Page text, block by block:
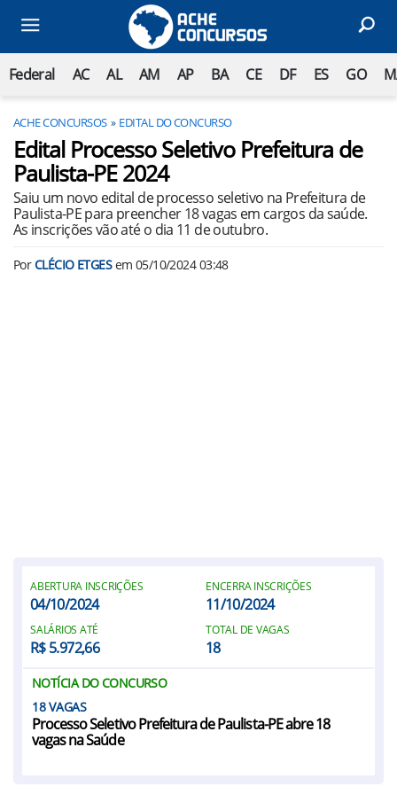
Federal AC AL AM AP BA CE DF ES GO
ACHE CONCURSOS EDITAL DO CONCURSO
Edital Processo Seletivo Prefeitura de
Paulista-PE 2024
Saiu um novo edital de processo seletivo na Prefeitura de
Paulista-PE para preencher 18 vagas em cargos da saúde.
As inscrições vão até o dia 11 de outubro.
PorCLÉCIO ETGESem 05/10/2024 03:48
ABERTURA INSCRIÇÕES
04/10/2024
ENCERRA INSCRIÇÕES
11/10/2024
SALÁRIOS ATÉ
R$ 5.972,66
TOTAL DE VAGAS
18
NOTÍCIA DO CONCURSO
18
Processo Seletivo Prefeitura de Paulista-PE abre 18
vagas na Saúde